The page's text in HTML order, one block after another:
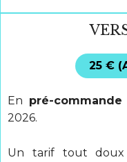
25 €
En pré-commande
2026.
Un tarif tout doux